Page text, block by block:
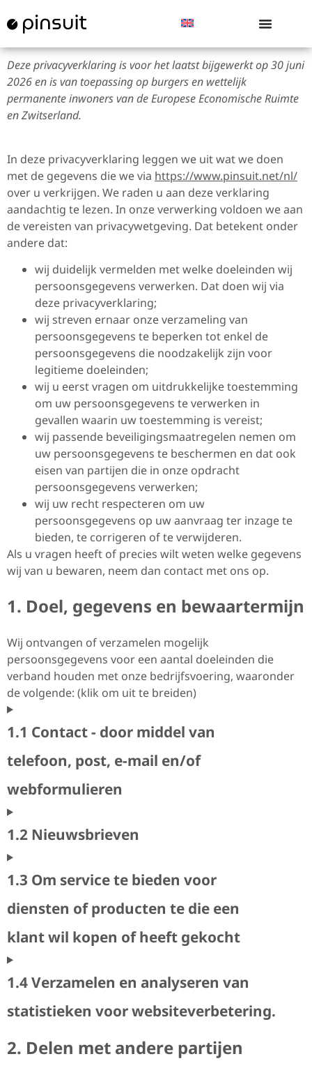
Deze privacyverklaring is voor het laatst bijgewerkt op 30 juni
2026 en is van toepassing op burgers en wettelijk
permanente inwoners van de Europese Economische Ruimte
en Zwitserland.
In deze privacyverklaring leggen we uit wat we doen
met de gegevens die we via https://www.pinsuit.net/nl/
over u verkrijgen. We raden u aan deze verklaring
aandachtig te lezen. In onze verwerking voldoen we aan
de vereisten van privacywetgeving. Dat betekent onder
andere dat:
wij duidelijk vermelden met welke doeleinden wij
persoonsgegevens verwerken. Dat doen wij via
deze privacyverklaring;
wij streven ernaar onze verzameling van
persoonsgegevens te beperken tot enkel de
persoonsgegevens die noodzakelijk zijn voor
legitieme doeleinden;
wij u eerst vragen om uitdrukkelijke toestemming
om uw persoonsgegevens te verwerken in
gevallen waarin uw toestemming is vereist;
wij passende beveiligingsmaatregelen nemen om
uw persoonsgegevens te beschermen en dat ook
eisen van partijen die in onze opdracht
persoonsgegevens verwerken;
wij uw recht respecteren om uw
persoonsgegevens op uw aanvraag ter inzage te
bieden, te corrigeren of te verwijderen.
Als u vragen heeft of precies wilt weten welke gegevens
wij van u bewaren, neem dan contact met ons op.
1. Doel, gegevens en bewaartermijn
Wij ontvangen of verzamelen mogelijk
persoonsgegevens voor een aantal doeleinden die
verband houden met onze bedrijfsvoering, waaronder
de volgende: (klik om uit te breiden)
1.1 Contact - door middel van
telefoon, post, e-mail en/of
webformulieren
1.2 Nieuwsbrieven
1.3 Om service te bieden voor
diensten of producten te die een
klant wil kopen of heeft gekocht
1.4 Verzamelen en analyseren van
statistieken voor websiteverbetering.
2. Delen met andere partijen